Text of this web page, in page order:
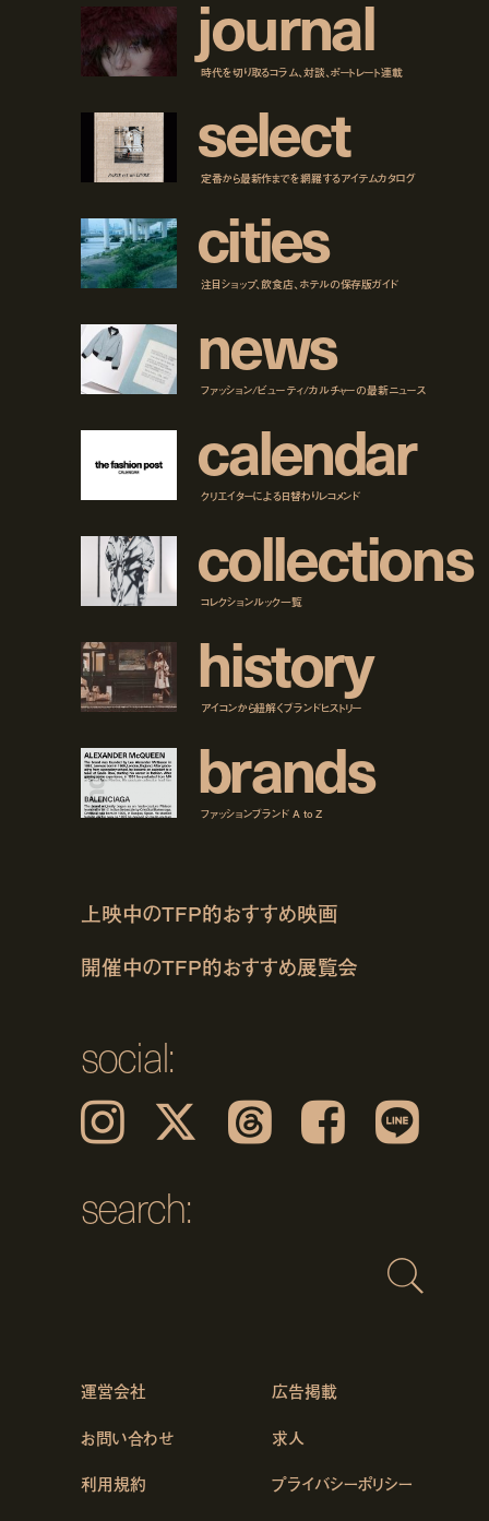
journal
時代を切り取るコラム、対談、ポートレート連載
select
定番から最新作までを網羅するアイテムカタログ
cities
注目ショップ、飲食店、ホテルの保存版ガイド
news
ファッション/ビューティ/カルチャーの最新ニュース
calendar
クリエイターによる日替わりレコメンド
collections
コレクションルック一覧
history
アイコンから紐解くブランドヒストリー
brands
ファッションブランド A to Z
上映中のTFP的おすすめ映画
開催中のTFP的おすすめ展覧会
social:
Instagram 𝕏 Threads Facebook LINE
search:
運営会社
広告掲載
お問い合わせ
求人
利用規約
プライバシーポリシー